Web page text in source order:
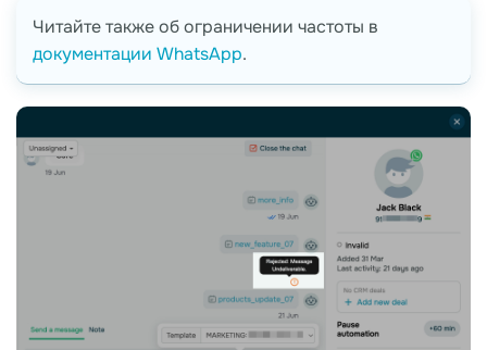
Читайте также об ограничении частоты в
документации WhatsApp.